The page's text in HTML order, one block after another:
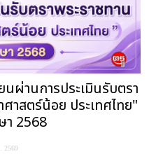
นผ่านการประเมินรับตรา
าสตร์น้อย ประเทศไทย"
า 2568
2569